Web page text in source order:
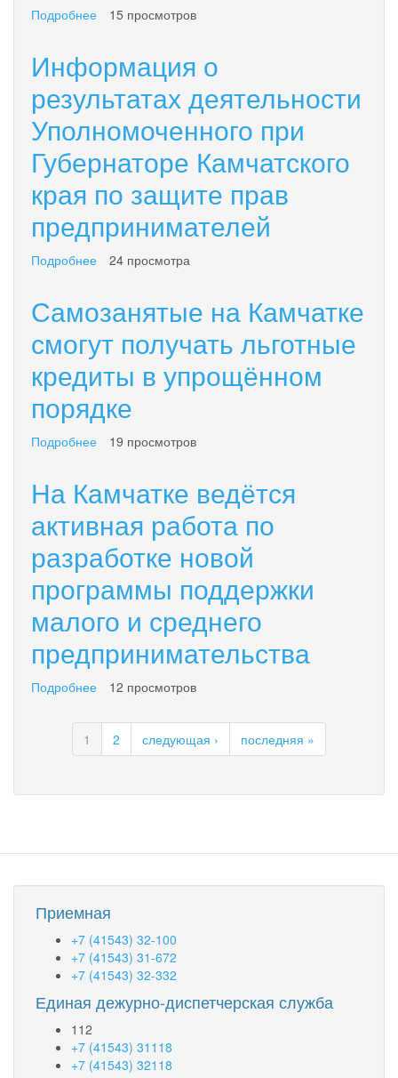
Подробнее
действия
соглашений
мер
по
снижению
и
поддержанию
цен
на
сахар-
российского
и
масло
подсолнечное
рафинированное
15 просмотров
Информация о
результатах деятельности
Уполномоченного при
Губернаторе Камчатского
края по защите прав
предпринимателей
Подробнее
результатах
Уполномоченного
Губернаторе
Камчатского
края
по
защите
предпринимателей
24 просмотра
Самозанятые на Камчатке
смогут получать льготные
кредиты в упрощённом
порядке
Подробнее
Камчатке
получать
льготные
кредиты
в
упрощённом
порядке
19 просмотров
На Камчатке ведётся
активная работа по
разработке новой
программы поддержки
малого и среднего
предпринимательства
Подробнее
Камчатке
ведётся
активная
по
малого
среднего
предпринимательства
12 просмотров
1 2 следующая › последняя »
Приемная
+7 (41543) 32-100
+7 (41543) 31-672
+7 (41543) 32-332
Единая дежурно-диспетчерская служба
112
+7 (41543) 31118
+7 (41543) 32118